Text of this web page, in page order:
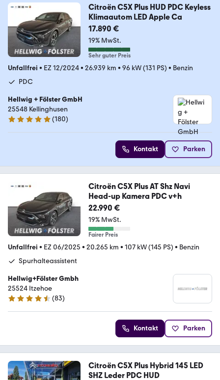
Citroën C5X Plus HUD PDC Keyless
Klimaautom LED Apple Ca
17.890 €
19% MwSt.
Sehr guter Preis
Unfallfrei • EZ 12/2024• 26.939 km • 96 kW (131 PS) • Benzin
PDC
Hellwig + Fölster GmbH
25548 Kellinghusen
4.8 Sterne
(180)
Kontakt Parken
Citroën C5X Plus AT Shz Navi
Head-up Kamera PDC v+h
22.990 €
19% MwSt.
Fairer Preis
Unfallfrei • EZ 06/2025 • 20.265 km • 107 kW (145 PS) • Benzin
Spurhalteassistent
Hellwig+Fölster Gmbh
25524 Itzehoe
4.6 Sterne
(83)
Kontakt Parken
Citroën C5X Plus Hybrid 145 LED
SHZ Leder PDC HUD